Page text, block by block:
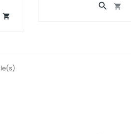


